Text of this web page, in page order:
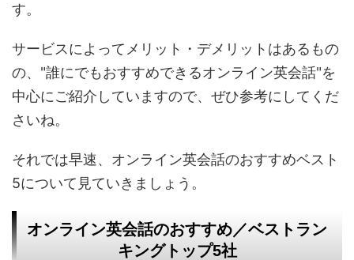
す。
サービスによってメリット・デメリットはあるもの
の、"誰にでもおすすめできるオンライン英会話"を
中心にご紹介していますので、ぜひ参考にしてくだ
さいね。
それでは早速、オンライン英会話のおすすめベスト
5について見ていきましょう。
オンライン英会話のおすすめ／ベストラン
キングトップ5社